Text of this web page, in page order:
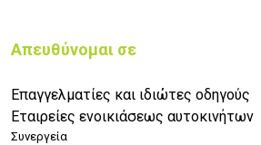
Απευθύνομαι σε
Επαγγελματίες και ιδιώτες οδηγούς
Εταιρείες ενοικιάσεως αυτοκινήτων
Συνεργεία